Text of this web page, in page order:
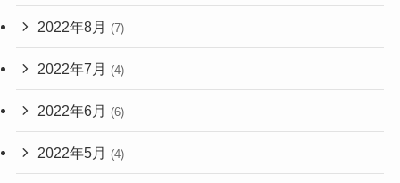
2022年8月 (7)
2022年7月 (4)
2022年6月 (6)
2022年5月 (4)